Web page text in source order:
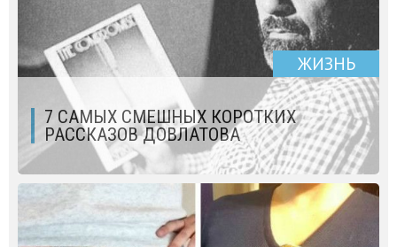
ЖИЗНЬ
7 САМЫХ СМЕШНЫХ КОРОТКИХ
РАССКАЗОВ ДОВЛАТОВА